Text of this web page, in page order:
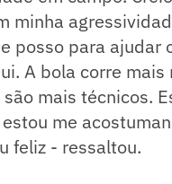
minha
posso para ajudar
A bola corre mais
mais técnicos.
me
feliz - ressaltou.